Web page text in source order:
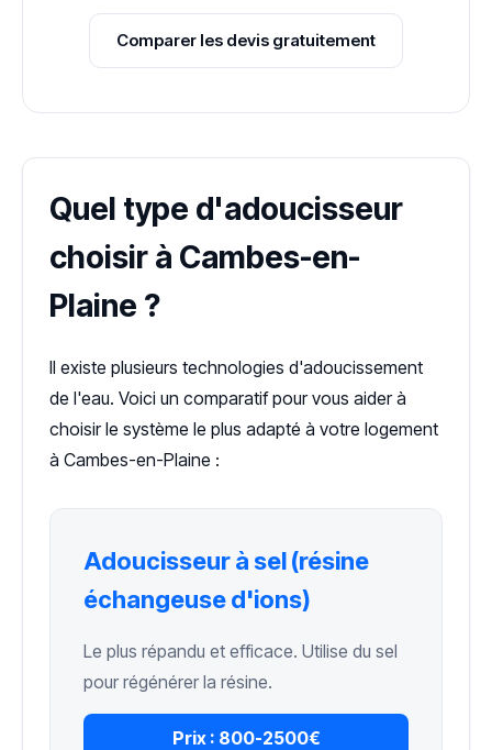
Comparer les devis gratuitement
Quel type d'adoucisseur
choisir à Cambes-en-
Plaine ?
Il existe plusieurs technologies d'adoucissement
de l'eau. Voici un comparatif pour vous aider à
choisir le système le plus adapté à votre logement
à Cambes-en-Plaine :
Adoucisseur à sel (résine
échangeuse d'ions)
Le plus répandu et efficace. Utilise du sel
pour régénérer la résine.
Prix : 800-2500€